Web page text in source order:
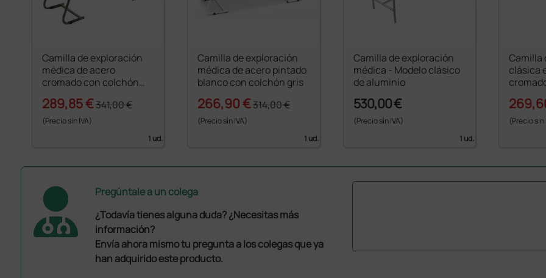
Camilla de exploración
médica de acero
cromado con colchón
289,85 €341,00 €
(Precio sin IVA)
1 ud.
Camilla de exploración
médica de acero pintado
blanco con colchón gris
266,90 €314,00 €
(Precio sin IVA)
1 ud.
Camilla de exploración
médica - Modelo clásico
de aluminio
530,00 €
(Precio sin IVA)
1 ud.
Camilla
clásica
(Precio sin
Pregúntale a un colega
¿Todavía tienes alguna duda? ¿Necesitas más
información?
Envía ahora mismo tu pregunta a los colegas que ya
han adquirido este producto.